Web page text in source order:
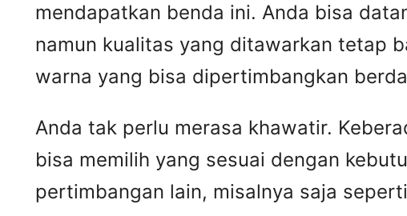
mendapatkan benda ini. Anda bisa
namun kualitas yang ditawarkan tetap
warna yang bisa dipertimbangkan
Anda tak perlu merasa khawatir.
bisa memilih yang sesuai dengan
pertimbangan lain, misalnya saja